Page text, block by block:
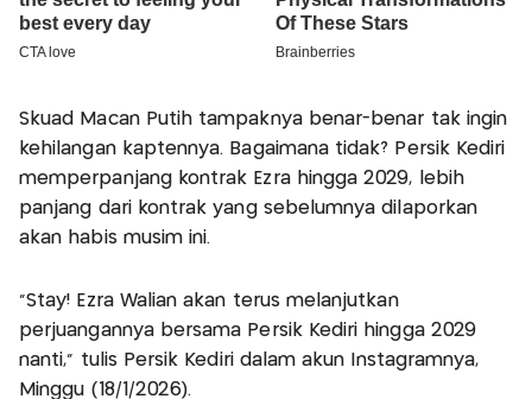
Skuad Macan Putih tampaknya benar-benar tak ingin
kehilangan kaptennya. Bagaimana tidak? Persik Kediri
memperpanjang kontrak Ezra hingga 2029, lebih
panjang dari kontrak yang sebelumnya dilaporkan
akan habis musim ini.
“Stay! Ezra Walian akan terus melanjutkan
perjuangannya bersama Persik Kediri hingga 2029
nanti,” tulis Persik Kediri dalam akun Instagramnya,
Minggu (18/1/2026).